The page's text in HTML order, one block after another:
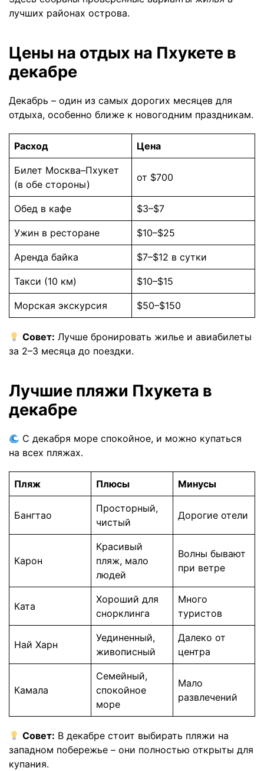
лучших районах острова.
Цены на отдых на Пхукете в
декабре
Декабрь – один из самых дорогих месяцев для
отдыха, особенно ближе к новогодним праздникам.
Расход Цена
Билет Москва–Пхукет
(в обе стороны)
от $700
Обед в кафе $3–$7
Ужин в ресторане $10–$25
Аренда байка $7–$12 в сутки
Такси (10 км) $10–$15
Морская экскурсия $50–$150
Совет: Лучше бронировать жилье и авиабилеты
за 2–3 месяца до поездки.
Лучшие пляжи Пхукета в
декабре
С декабря море спокойное, и можно купаться
на всех пляжах.
Пляж Плюсы Минусы
Бангтао
Просторный,
чистый
Дорогие отели
Карон
Красивый
пляж, мало
людей
Волны бывают
при ветре
Ката
Хороший для
снорклинга
Много
туристов
Най Харн
Уединенный,
живописный
Далеко от
центра
Камала
Семейный,
спокойное
море
Мало
развлечений
Совет: В декабре стоит выбирать пляжи на
западном побережье – они полностью открыты для
купания.